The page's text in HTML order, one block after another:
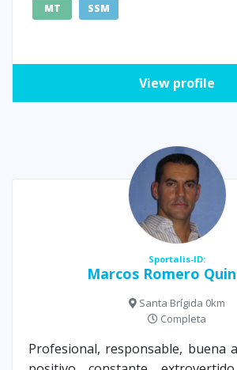
MT SSM
View profile
Sportalis-ID:
Marcos Romero
Santa Brígida 0km
Completa
Profesional, responsable, buena